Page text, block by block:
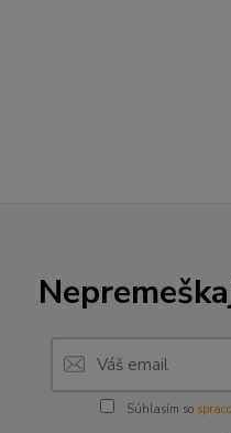
Súhlasím so